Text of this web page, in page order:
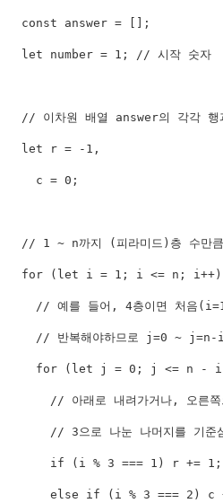
const answer = ;
let number = 1 ; // 시작 숫자
// 이차원 배열 answer의 각각 행
let r = - 1 ,
    c
= 0 ;
// 1 ~ n까지 (피라미드)층 수만
for ( let i = 1 ; i <= n ; i++ )
// 예를 들어, 4층이면 처음
// 반복해야하므로 j=0 ~ j=n-
for ( let j = 0 ; j <= n - i
// 아래로 내려가거나, 오른
// 3으로 나눈 나머지를 기준
if ( i % 3 === 1 ) r += 1 ;
else if ( i % 3 === 2 ) c